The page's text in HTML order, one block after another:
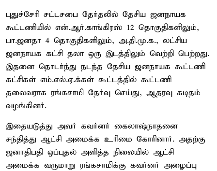
புதுச்சேரி சட்டசபை தேர்தலில் தேசிய ஜனநாயக
கூட்டணியில் என்.ஆர்.காங்கிரஸ் 12 தொகுதிகளிலும்,
பா.ஜனதா 4 தொகுதிகளிலும், அ.தி.மு.க., லட்சிய
ஜனநாயக கட்சி தலா ஒரு இடத்திலும் வெற்றி பெற்றது.
இதனை தொடர்ந்து நடந்த தேசிய ஜனநாயக கூட்டணி
கட்சிகள் எம்.எல்.ஏ.க்கள் கூட்டத்தில் கூட்டணி
தலைவராக ரங்கசாமி தேர்வு செய்து, ஆதரவு கடிதம்
வழங்கினர்.
இதையடுத்து அவர் கவர்னர் கைலாஷ்நாதனை
சந்தித்து ஆட்சி அமைக்க உரிமை கோரினார். அதற்கு
ஜனாதிபதி ஒப்புதல் அளித்த நிலையில் ஆட்சி
அமைக்க வருமாறு ரங்கசாமிக்கு கவர்னர் அழைப்பு